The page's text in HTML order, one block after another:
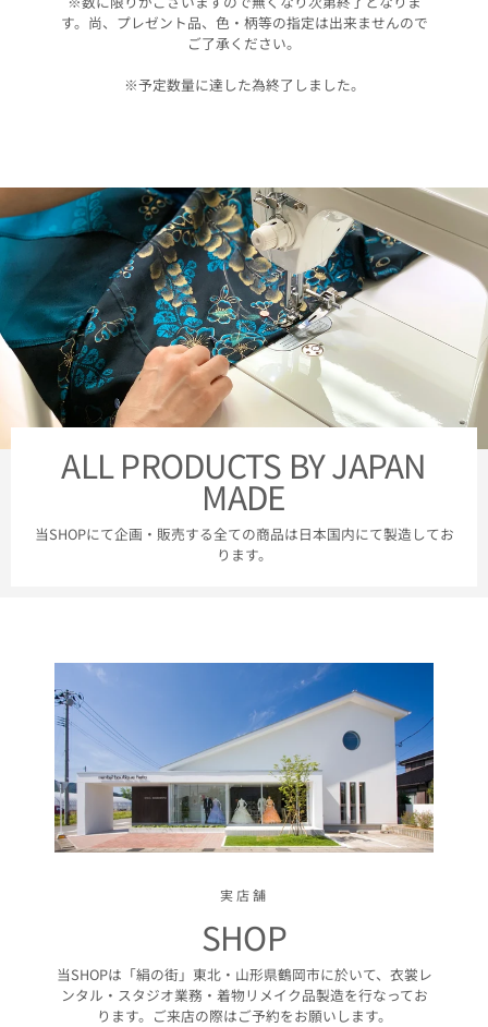
す。尚、プレゼント品、色・柄等の指定は出来ませんので
ご了承ください。
※予定数量に達した為終了しました。
ALL PRODUCTS BY JAPAN
MADE
当SHOPにて企画・販売する全ての商品は日本国内にて製造してお
ります。
実店舗
SHOP
当SHOPは「絹の街」東北・山形県鶴岡市に於いて、衣裳レ
ンタル・スタジオ業務・着物リメイク品製造を行なってお
ります。ご来店の際はご予約をお願いします。